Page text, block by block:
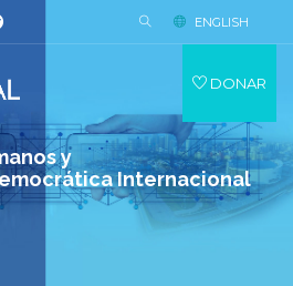
y
Internacional
ENGLISH
DONAR